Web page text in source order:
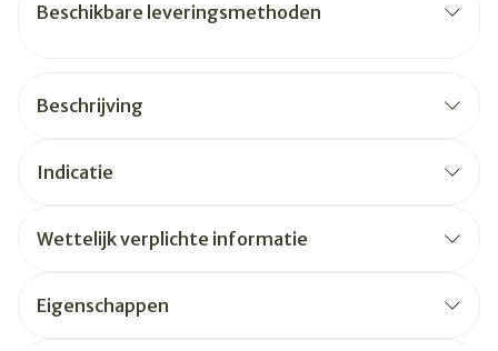
Beschikbare leveringsmethoden
Beschrijving
Indicatie
Wettelijk verplichte informatie
Eigenschappen